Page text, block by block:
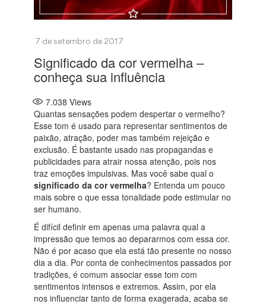
Significado da cor vermelha –
conheça sua influência
7.038 Views
Quantas sensações podem despertar o vermelho?
Esse tom é usado para representar sentimentos de
paixão, atração, poder mas também rejeição e
exclusão. É bastante usado nas propagandas e
publicidades para atrair nossa atenção, pois nos
traz emoções impulsivas. Mas você sabe qual o
significado da cor vermelha? Entenda um pouco
mais sobre o que essa tonalidade pode estimular no
ser humano.
É difícil definir em apenas uma palavra qual a
impressão que temos ao depararmos com essa cor.
Não é por acaso que ela está tão presente no nosso
dia a dia. Por conta de conhecimentos passados por
tradições, é comum associar esse tom com
sentimentos intensos e extremos. Assim, por ela
nos influenciar tanto de forma exagerada, acaba se